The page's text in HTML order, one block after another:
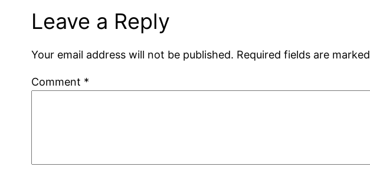
Leave a Reply
Your email address will not be published. Required fields are marked
Comment *